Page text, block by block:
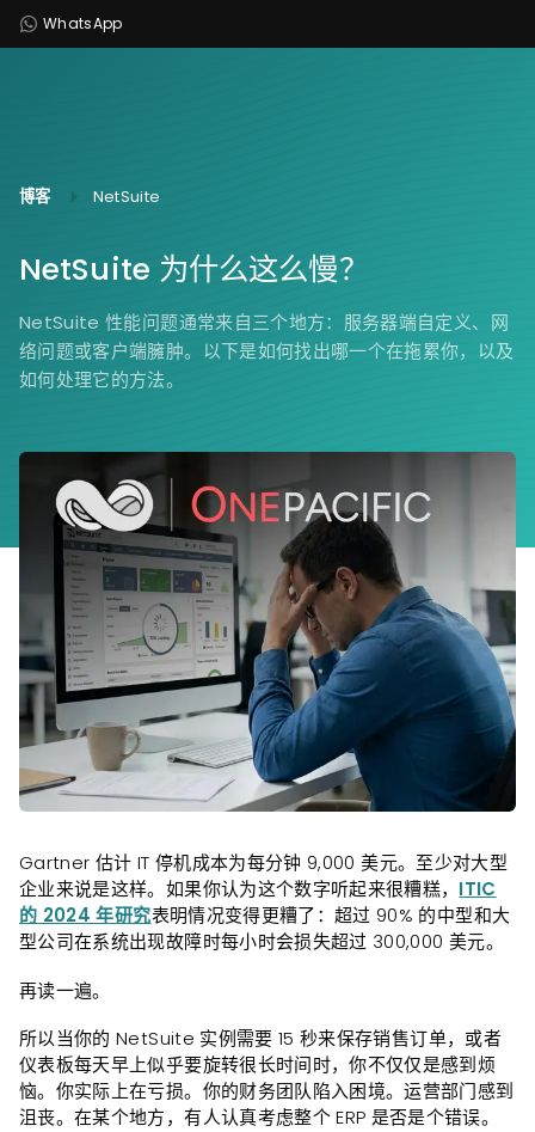
WhatsApp
博客 NetSuite
NetSuite 为什么这么慢？
NetSuite 性能问题通常来自三个地方：服务器端自定义、网
络问题或客户端臃肿。以下是如何找出哪一个在拖累你，以及
如何处理它的方法。
Gartner 估计 IT 停机成本为每分钟 9,000 美元。至少对大型
企业来说是这样。如果你认为这个数字听起来很糟糕， ITIC
的 2024 年研究表明情况变得更糟了：超过 90% 的中型和大
型公司在系统出现故障时每小时会损失超过 300,000 美元。
再读一遍。
所以当你的 NetSuite 实例需要 15 秒来保存销售订单，或者
仪表板每天早上似乎要旋转很长时间时，你不仅仅是感到烦
恼。你实际上在亏损。你的财务团队陷入困境。运营部门感到
沮丧。在某个地方，有人认真考虑整个 ERP 是否是个错误。